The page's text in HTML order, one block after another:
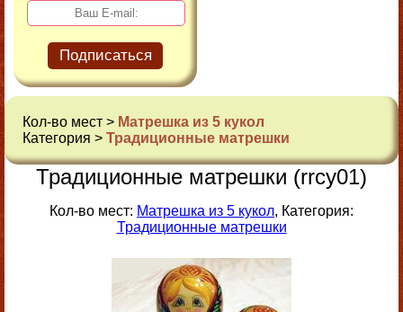
Подписаться
Кол-во мест > Матрешка из 5 кукол
Категория > Традиционные матрешки
Традиционные матрешки (rrcy01)
Кол-во мест: Матрешка из 5 кукол, Категория:
Традиционные матрешки